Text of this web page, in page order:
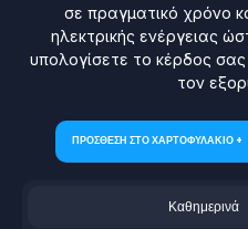
σε πραγματικό χρόνο
ηλεκτρικής ενέργειας
υπολογίσετε το κέρδος
τον
ΠΡΟΣΘΕΣΗ ΣΤΟ ΧΑΡΤΟΦΥΛΑΚΙΟ +
Καθημερινά